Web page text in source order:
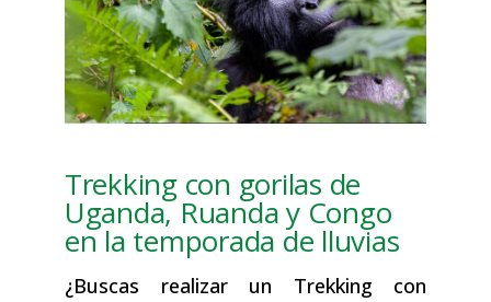
Trekking con gorilas de
Uganda, Ruanda y Congo
en la temporada de lluvias
¿Buscas realizar un Trekking con